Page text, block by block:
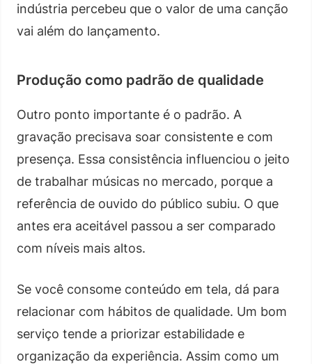
indústria percebeu que o valor de uma canção
vai além do lançamento.
Produção como padrão de qualidade
Outro ponto importante é o padrão. A
gravação precisava soar consistente e com
presença. Essa consistência influenciou o jeito
de trabalhar músicas no mercado, porque a
referência de ouvido do público subiu. O que
antes era aceitável passou a ser comparado
com níveis mais altos.
Se você consome conteúdo em tela, dá para
relacionar com hábitos de qualidade. Um bom
serviço tende a priorizar estabilidade e
organização da experiência. Assim como um